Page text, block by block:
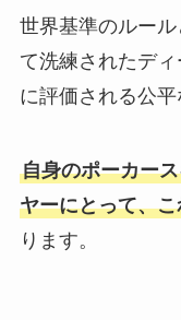
世界基準のルー
て洗練されたデ
に評価される公平
自身のポーカー
ヤーにとって、
ります。